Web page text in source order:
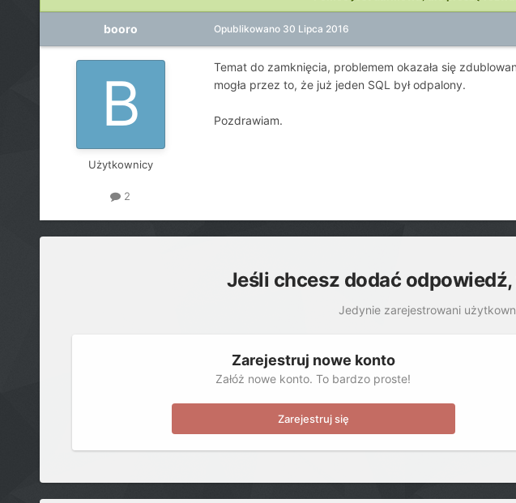
booro
Użytkownicy
2
Opublikowano 30 Lipca 2016
Temat do zamknięcia, problemem okazała się
mogła przez to, że już jeden SQL był odpalony.
Pozdrawiam.
Jeśli chcesz dodać
Jedynie zarejestrowani
Zarejestruj nowe konto
Załóż nowe konto. To bardzo proste!
Zarejestruj się